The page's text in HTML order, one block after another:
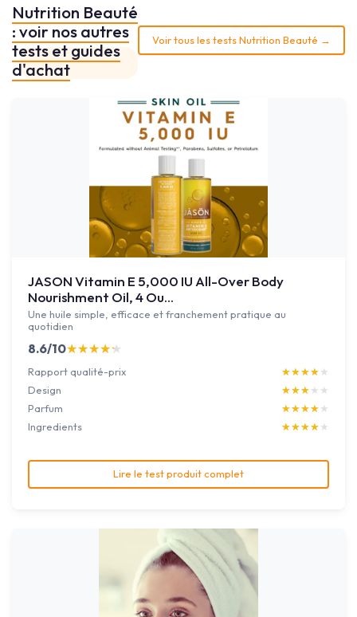
Nutrition Beauté
: voir nos autres
tests et guides
d'achat
Voir tous les tests Nutrition Beauté →
JASON Vitamin E 5,000 IU All-Over Body
Nourishment Oil, 4 Ou...
Une huile simple, efficace et franchement pratique au
quotidien
8.6/10★★★★★
★★★★★
Rapport qualité-prix ★★★★★
★★★★★
Design
★★★★★
★★★★★
Parfum
★★★★★
★★★★★
Ingredients
★★★★★
★★★★★
Lire le test produit complet